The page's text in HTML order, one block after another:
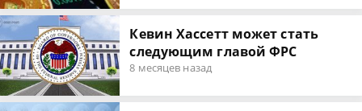
Кевин Хассетт может стать
следующим главой ФРС
8 месяцев назад